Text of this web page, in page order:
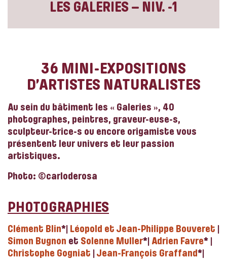
LES GALERIES – NIV. -1
36 MINI-EXPOSITIONS
D’ARTISTES NATURALISTES
Au sein du bâtiment les « Galeries », 40
photographes, peintres, graveur-euse-s,
sculpteur-trice-s ou encore origamiste vous
présentent leur univers et leur passion
artistiques.
Photo: ©carloderosa
PHOTOGRAPHIES
Clément Blin*| Léopold et Jean-Philippe Bouveret
Simon Bugnon et Solenne Muller*| Adrien Favre* |
Christophe Gogniat
Jean-François Graffand*|